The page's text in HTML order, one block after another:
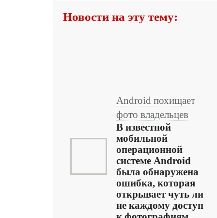
Новости на эту тему:
Android похищает
фото владельцев
В известной
мобильной
операционной
системе Android
была обнаружена
ошибка, которая
открывает чуть ли
не каждому доступ